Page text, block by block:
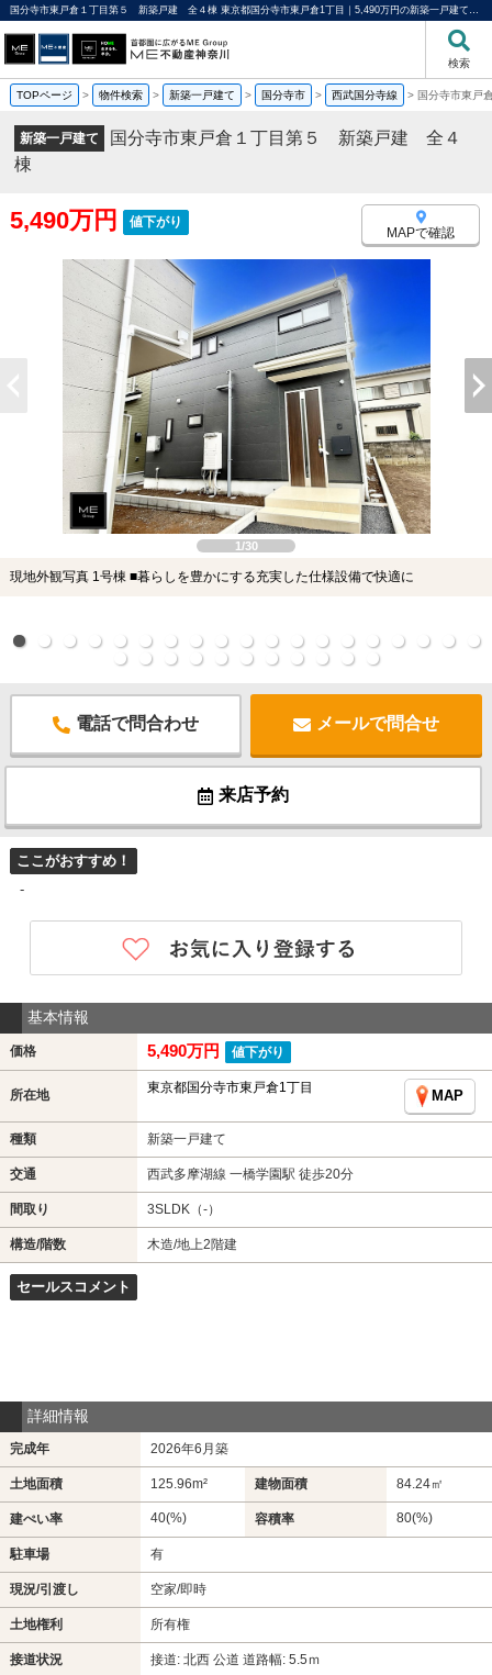
国分寺市東戸倉１丁目第５ 新築戸建 全４棟 東京都国分寺市東戸倉1丁目｜5,490万円の新築一戸建て｜分譲住宅や新築物件｜ME不動産神奈川
検索
TOPページ > 物件検索 > 新築一戸建て > 国分寺市 > 西武国分寺線 > 国分寺市東
新築一戸建て
国分寺市東戸倉１丁目第５ 新築戸建 全４
棟
5,490万円 値下がり
MAPで確認
1/30
現地外観写真 1号棟 ■暮らしを豊かにする充実した仕様設備で快適に
電話で問合わせ メールで問合せ
来店予約
ここがおすすめ！
-
基本情報
価格 5,490万円 値下がり
所在地 東京都国分寺市東戸倉1丁目
MAP
種類 新築一戸建て
交通 西武多摩湖線 一橋学園駅 徒歩20分
間取り 3SLDK（-）
構造/階数 木造/地上2階建
セールスコメント
詳細情報
完成年 2026年6月築
土地面積 125.96m² 建物面積 84.24㎡
建ぺい率 40(%) 容積率 80(%)
駐車場 有
現況/引渡し 空家/即時
土地権利 所有権
接道状況 接道: 北西 公道 道路幅: 5.5ｍ